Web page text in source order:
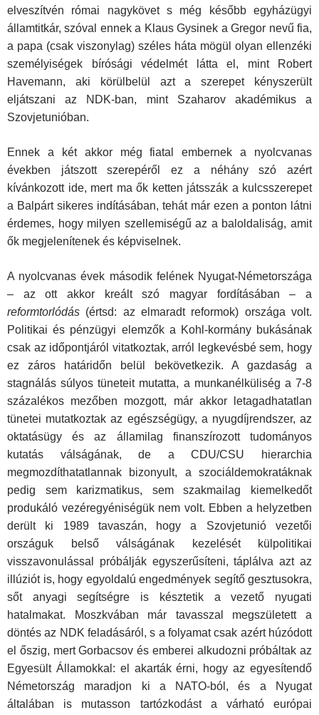
elveszítvén római nagykövet s még később egyházügyi
államtitkár, szóval ennek a Klaus Gysinek a Gregor nevű fia,
a papa (csak viszonylag) széles háta mögül olyan ellenzéki
személyiségek bírósági védelmét látta el, mint Robert
Havemann, aki körülbelül azt a szerepet kényszerült
eljátszani az NDK-ban, mint Szaharov akadémikus a
Szovjetunióban.
Ennek a két akkor még fiatal embernek a nyolcvanas
években játszott szerepéről ez a néhány szó azért
kívánkozott ide, mert ma ők ketten játsszák a kulcsszerepet
a Balpárt sikeres indításában, tehát már ezen a ponton látni
érdemes, hogy milyen szellemiségű az a baloldaliság, amit
ők megjelenítenek és képviselnek.
A nyolcvanas évek második felének Nyugat-Németországa
– az ott akkor kreált szó magyar fordításában – a
reformtorlódás (értsd: az elmaradt reformok) országa volt.
Politikai és pénzügyi elemzők a Kohl-kormány bukásának
csak az időpontjáról vitatkoztak, arról legkevésbé sem, hogy
ez záros határidőn belül bekövetkezik. A gazdaság a
stagnálás súlyos tüneteit mutatta, a munkanélküliség a 7-8
százalékos mezőben mozgott, már akkor letagadhatatlan
tünetei mutatkoztak az egészségügy, a nyugdíjrendszer, az
oktatásügy és az államilag finanszírozott tudományos
kutatás válságának, de a CDU/CSU hierarchia
megmozdíthatatlannak bizonyult, a szociáldemokratáknak
pedig sem karizmatikus, sem szakmailag kiemelkedőt
produkáló vezéregyéniségük nem volt. Ebben a helyzetben
derült ki 1989 tavaszán, hogy a Szovjetunió vezetői
országuk belső válságának kezelését külpolitikai
visszavonulással próbálják egyszerűsíteni, táplálva azt az
illúziót is, hogy egyoldalú engedmények segítő gesztusokra,
sőt anyagi segítségre is késztetik a vezető nyugati
hatalmakat. Moszkvában már tavasszal megszületett a
döntés az NDK feladásáról, s a folyamat csak azért húzódott
el őszig, mert Gorbacsov és emberei alkudozni próbáltak az
Egyesült Államokkal: el akarták érni, hogy az egyesítendő
Németország maradjon ki a NATO-ból, és a Nyugat
általában is mutasson tartózkodást a várható európai